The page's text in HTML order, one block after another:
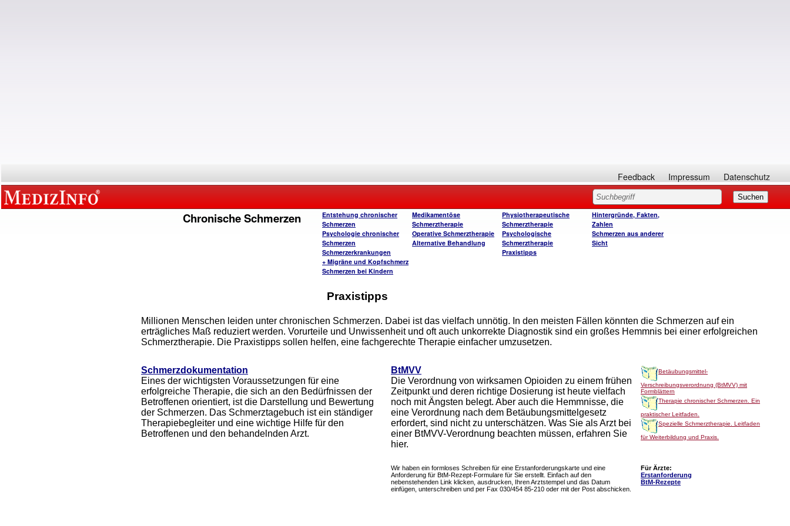
Feedback Impressum Datenschutz
Chronische Schmerzen
Entstehung chronischer
Schmerzen
Psychologie chronischer
Schmerzen
Schmerzerkrankungen
+ Migräne und Kopfschmerz
Schmerzen bei Kindern
Medikamentöse
Schmerztherapie
Operative Schmerztherapie
Alternative Behandlung
Physiotherapeutische
Schmerztherapie
Psychologische
Schmerztherapie
Praxistipps
Hintergründe, Fakten,
Zahlen
Schmerzen aus anderer
Sicht
Praxistipps
Millionen Menschen leiden unter chronischen Schmerzen. Dabei ist das vielfach unnötig. In den meisten Fällen könnten die Schmerzen auf ein
erträgliches Maß reduziert werden. Vorurteile und Unwissenheit und oft auch unkorrekte Diagnostik sind ein großes Hemmnis bei einer erfolgreichen
Schmerztherapie. Die Praxistipps sollen helfen, eine fachgerechte Therapie einfacher umzusetzen.
Schmerzdokumentation
Eines der wichtigsten Voraussetzungen für eine
erfolgreiche Therapie, die sich an den Bedürfnissen der
Betroffenen orientiert, ist die Darstellung und Bewertung
der Schmerzen. Das Schmerztagebuch ist ein ständiger
Therapiebegleiter und eine wichtige Hilfe für den
Betroffenen und den behandelnden Arzt.
BtMVV
Die Verordnung von wirksamen Opioiden zu einem frühen
Zeitpunkt und deren richtige Dosierung ist heute vielfach
noch mit Ängsten belegt. Aber auch die Hemmnisse, die
eine Verordnung nach dem Betäubungsmittelgesetz
erfordert, sind nicht zu unterschätzen. Was Sie als Arzt bei
einer BtMVV-Verordnung beachten müssen, erfahren Sie
hier.
Betäubungsmittel-
Verschreibungsverordnung (BtMVV) mit
Formblättern
Therapie chronischer Schmerzen. Ein
praktischer Leitfaden.
Spezielle Schmerztherapie. Leitfaden
für Weiterbildung und Praxis.
Wir haben ein formloses Schreiben für eine Erstanforderungskarte und eine
Anforderung für BtM-Rezept-Formulare für Sie erstellt. Einfach auf den
nebenstehenden Link klicken, ausdrucken, Ihren Arztstempel und das Datum
einfügen, unterschreiben und per Fax 030/454 85-210 oder mit der Post abschicken.
Für Ärzte:
Erstanforderung
BtM-Rezepte